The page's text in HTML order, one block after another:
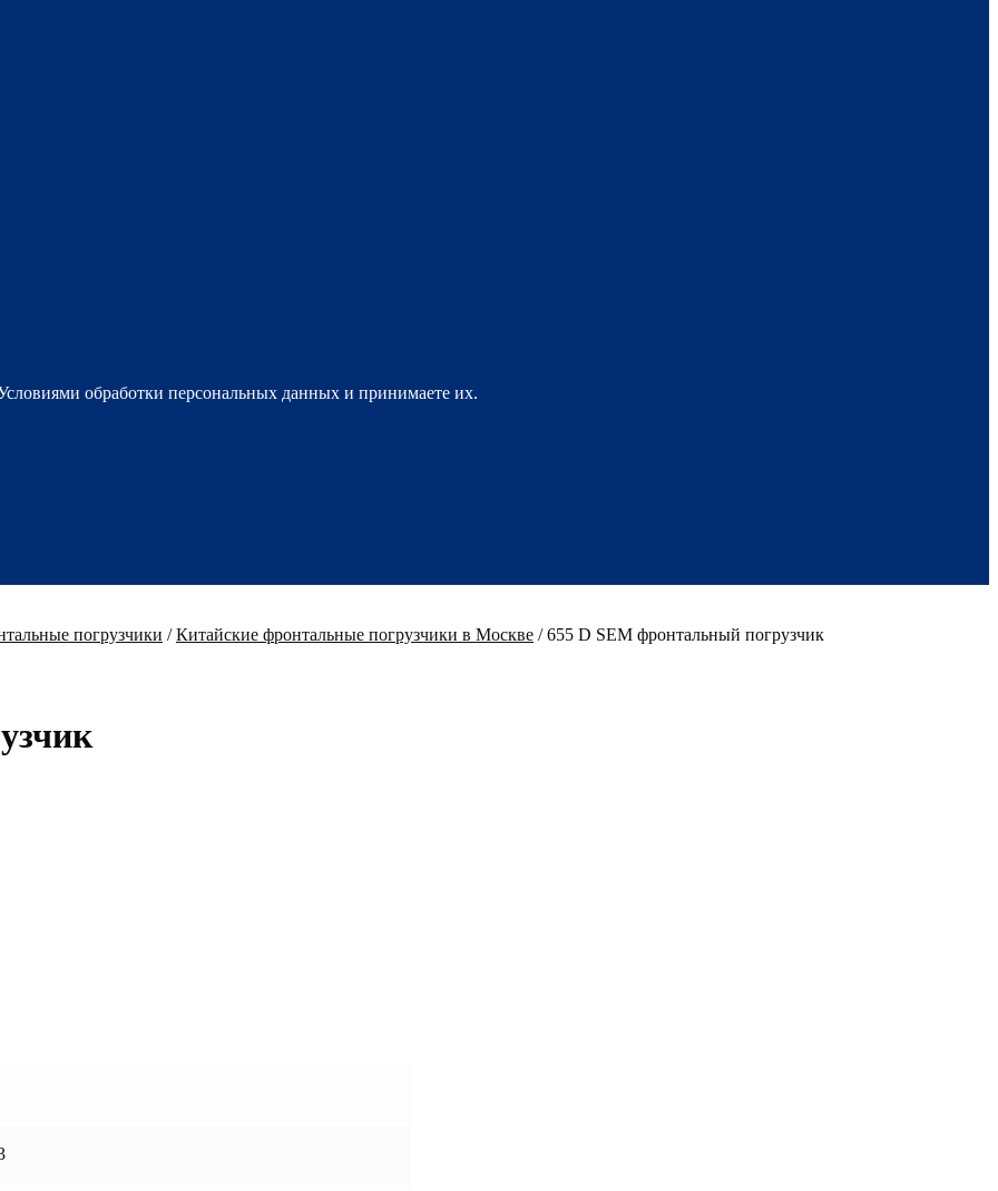
обработки персональных данных и принимаете их.
погрузчики /Китайские фронтальные погрузчики в Москве /655 D SEM фронтальный погрузчик